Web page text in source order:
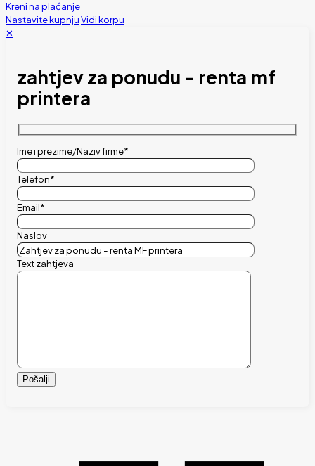
Kreni na plaćanje
Nastavite kupnjuVidi korpu
✕
zahtjev za ponudu - renta mf
printera
Ime i prezime/Naziv firme*
Telefon*
Email*
Naslov
Text zahtjeva